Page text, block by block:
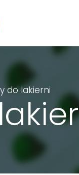
do lakierni